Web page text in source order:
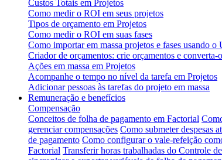
Custos Totais em Projetos
Como medir o ROI em seus projetos
Tipos de orçamento em Projetos
Como medir o ROI em suas fases
Como importar em massa projetos e fases usando
Criador de orçamentos: crie orçamentos e converta-
Ações em massa em Projetos
Acompanhe o tempo no nível da tarefa em Projetos
Adicionar pessoas às tarefas do projeto em massa
Remuneração e benefícios
Compensação
Conceitos de folha de pagamento em Factorial
gerenciar compensações Como submeter despesas
de pagamento Como configurar o vale-refeição
Factorial Transferir horas trabalhadas do Controle